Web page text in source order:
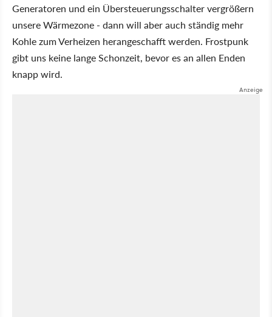
Generatoren und ein Übersteuerungsschalter vergrößern
unsere Wärmezone - dann will aber auch ständig mehr
Kohle zum Verheizen herangeschafft werden. Frostpunk
gibt uns keine lange Schonzeit, bevor es an allen Enden
knapp wird.